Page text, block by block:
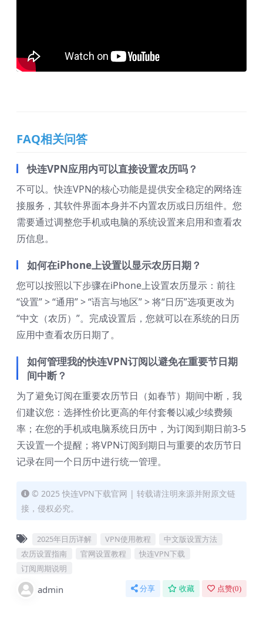
FAQ相关问答
快连VPN应用内可以直接设置农历吗？
不可以。快连VPN的核心功能是提供安全稳定的网络连
接服务，其软件界面本身并不内置农历或日历组件。您
需要通过调整您手机或电脑的系统设置来启用和查看农
历信息。
如何在iPhone上设置以显示农历日期？
您可以按照以下步骤在iPhone上设置农历显示：前往
“设置” > “通用” > “语言与地区” > 将“日历”选项更改为
“中文（农历）”。完成设置后，您就可以在系统的日历
应用中查看农历日期了。
如何管理我的快连VPN订阅以避免在重要节日期
间中断？
为了避免订阅在重要农历节日（如春节）期间中断，我
们建议您：选择性价比更高的年付套餐以减少续费频
率；在您的手机或电脑系统日历中，为订阅到期日前3-5
天设置一个提醒；将VPN订阅到期日与重要的农历节日
记录在同一个日历中进行统一管理。
© 2025 快连VPN下载官网 | 转载请注明来源并附原文链
接，侵权必究。
2025年日历详解 VPN使用教程
中文版设置方法
农历设置指南
官网设置教程
快连VPN下载
订阅周期说明
admin 分享 收藏 点赞(0)